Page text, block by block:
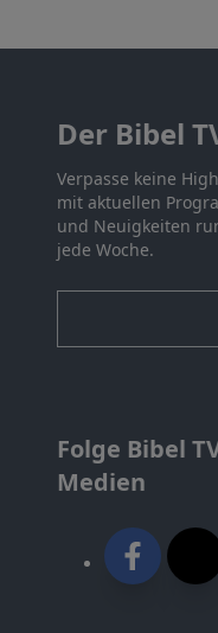
Der Bibel
Verpasse keine
mit aktuellen
und Neuigkeiten
jede Woche.
Folge Bibel
Medien